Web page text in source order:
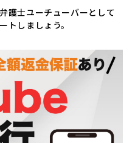
護士ユーチューバーとして
トしましょう。